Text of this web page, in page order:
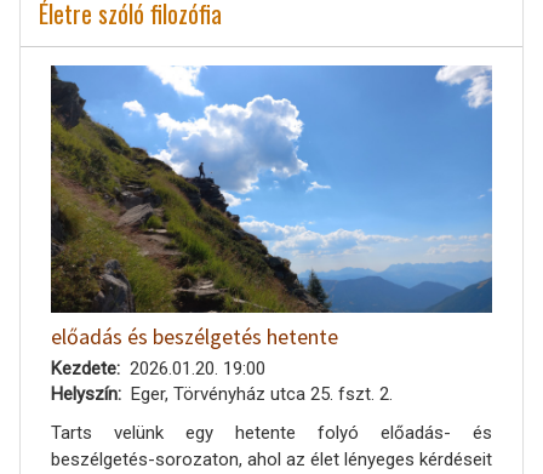
Életre szóló filozófia
előadás és beszélgetés hetente
Kezdete
2026.01.20. 19:00
Helyszín
Eger, Törvényház utca 25. fszt. 2.
Tarts velünk egy hetente folyó előadás- és
beszélgetés-sorozaton, ahol az élet lényeges kérdéseit